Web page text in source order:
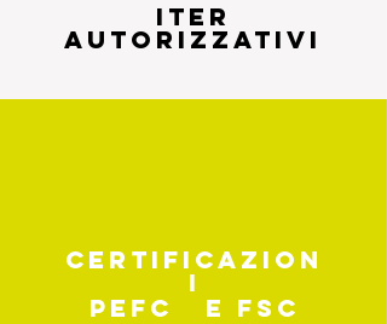
iter
autorizzativi
certificazion
i
PEFc e fsc